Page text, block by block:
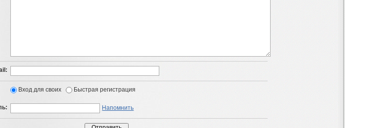
Вход для своих Быстрая регистрация
Напомнить